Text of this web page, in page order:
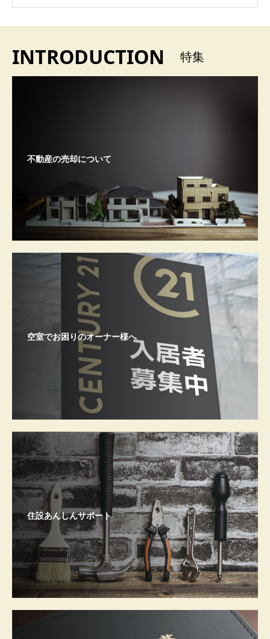
INTRODUCTION 特集
不動産の売却について
空室でお困りのオーナー様へ
住設あんしんサポート